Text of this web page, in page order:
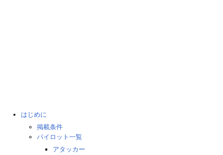
はじめに
掲載条件
パイロット一覧
アタッカー